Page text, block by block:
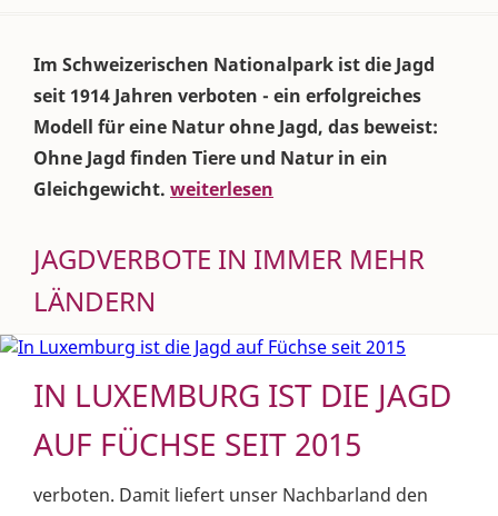
Im Schweizerischen Nationalpark ist die Jagd
seit 1914 Jahren verboten - ein erfolgreiches
Modell für eine Natur ohne Jagd, das beweist:
Ohne Jagd finden Tiere und Natur in ein
Gleichgewicht. weiterlesen
JAGDVERBOTE IN IMMER MEHR
LÄNDERN
IN LUXEMBURG IST DIE JAGD
AUF FÜCHSE SEIT 2015
verboten. Damit liefert unser Nachbarland den